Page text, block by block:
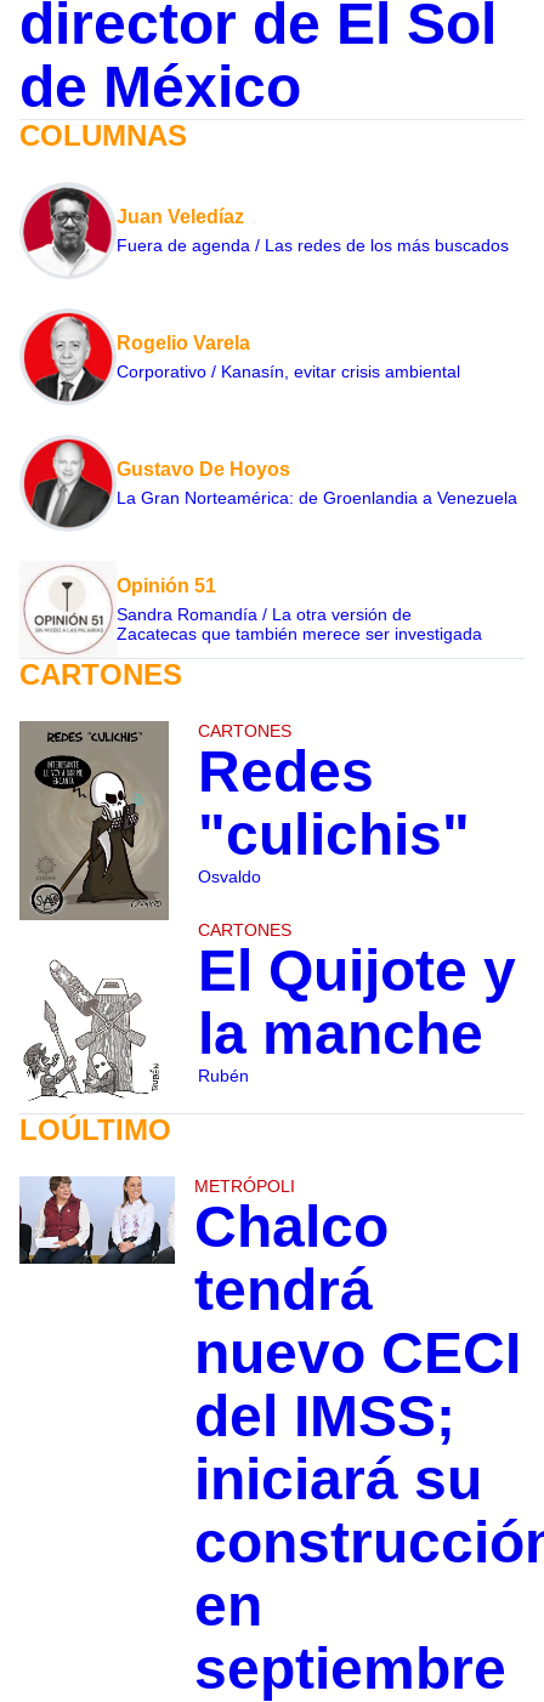
director de El Sol
de México
COLUMNAS
Juan Veledíaz
Fuera de agenda / Las redes de los más buscados
Rogelio Varela
Corporativo / Kanasín, evitar crisis ambiental
Gustavo De Hoyos
La Gran Norteamérica: de Groenlandia a Venezuela
Opinión 51
Sandra Romandía / La otra versión de
Zacatecas que también merece ser investigada
CARTONES
CARTONES
Redes
"culichis"
Osvaldo
CARTONES
El Quijote y
la manche
Rubén
LOÚLTIMO
METRÓPOLI
Chalco
tendrá
nuevo CECI
del IMSS;
iniciará su
en
septiembre